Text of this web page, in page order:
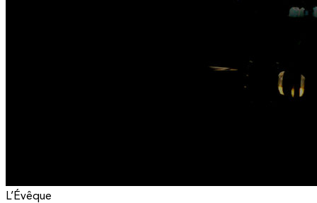
L’Évêque